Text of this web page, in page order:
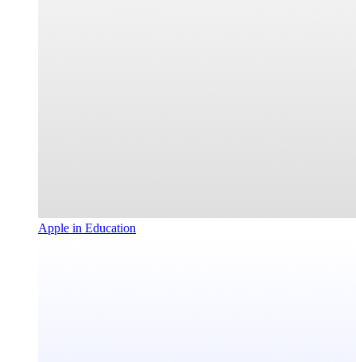
Apple in Education